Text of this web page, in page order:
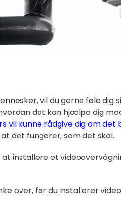
vil du gerne føle dig
det kan hjælpe dig
vil kunne rådgive dig om
det fungerer, som det skal.
at installere et
over, før du installerer